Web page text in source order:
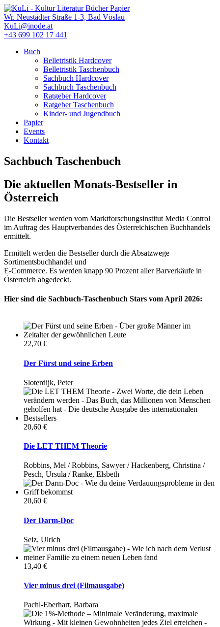
Direkt
zum
Inhalt
Wr. Neustädter Straße 1-3, Bad Vöslau
KuLi@inode.at
+43 699 102 17 441
Hauptmenü
Buch
Belletristik Hardcover
Belletristik Taschenbuch
Sachbuch Hardcover
Sachbuch Taschenbuch
Ratgeber Hardcover
Ratgeber Taschenbuch
Kinder- und Jugendbuch
Papier
Events
Kontakt
Sachbuch Taschenbuch
Die aktuellen Monats-Bestseller in
Österreich
Die Bestseller werden vom Marktforschungsinstitut Media Control
im Auftrag des Hauptverbandes des Österreichischen Buchhandels
ermittelt.
Ermittelt werden die Bestseller durch die Absatzwege
Sortimentsbuchhandel und
E-Commerce. Es werden knapp 90 Prozent aller Barverkäufe in
Österreich abgedeckt.
Hier sind die Sachbuch-Taschenbuch Stars vom April 2026:
22,70 €
Der Fürst und seine Erben
Sloterdijk, Peter
20,60 €
Die LET THEM Theorie
Robbins, Mel / Robbins, Sawyer / Hackenberg, Christina /
Pesch, Ursula / Ranke, Elsbeth
20,60 €
Der Darm-Doc
Selz, Ulrich
13,40 €
Vier minus drei (Filmausgabe)
Pachl-Eberhart, Barbara